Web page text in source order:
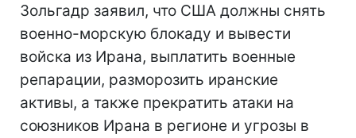
Зольгадр заявил, что США должны снять
военно-морскую блокаду и вывести
войска из Ирана, выплатить военные
репарации, разморозить иранские
активы, а также прекратить атаки на
союзников Ирана в регионе и угрозы в